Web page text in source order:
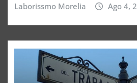
Laborissmo Morelia Ago 4,